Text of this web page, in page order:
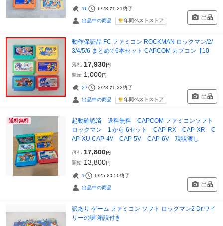
16 6/23 21:21終了
出品中の商品 年間ベストストア 出品
動作保証品 FC ファミコン ROCKMAN ロックマン/2/
3/4/5/6 まとめて6本セット CAPCOM カプコン【10
落札 17,930円
開始 1,000円
27 2/23 21:22終了
出品中の商品 年間ベストストア 出品
送料無料
起動確認済 送料無料 CAPCOM ファミコンソフト
ロックマン 1 から 6セット CAP-RX CAP-XR C
AP-XU CAP-4V CAP-5V CAP-6V 現状渡し
落札 17,800円
開始 13,800円
1 6/25 23:50終了
出品中の商品 出品
訳あり ゲーム ファミコン ソフト ロックマン2 Dr.ワイ
リーの謎 箱説付き